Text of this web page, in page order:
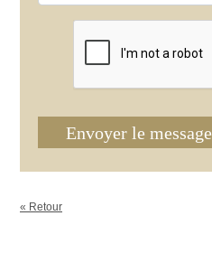
Envoyer le message
« Retour